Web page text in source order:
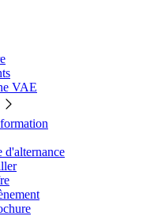
VAE
d'alternance